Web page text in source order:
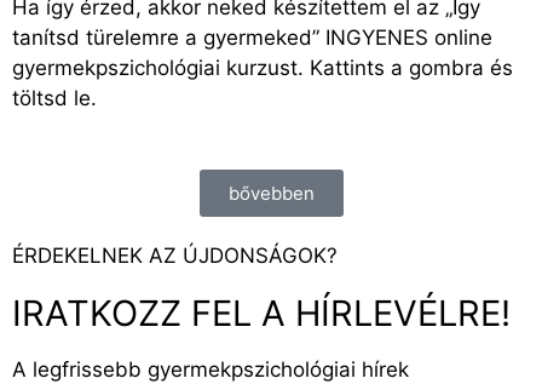
Ha így érzed, akkor neked készítettem el az „Így
tanítsd türelemre a gyermeked” INGYENES online
gyermekpszichológiai kurzust. Kattints a gombra és
töltsd le.
bővebben
ÉRDEKELNEK AZ ÚJDONSÁGOK?
IRATKOZZ FEL A HÍRLEVÉLRE!
A legfrissebb gyermekpszichológiai hírek